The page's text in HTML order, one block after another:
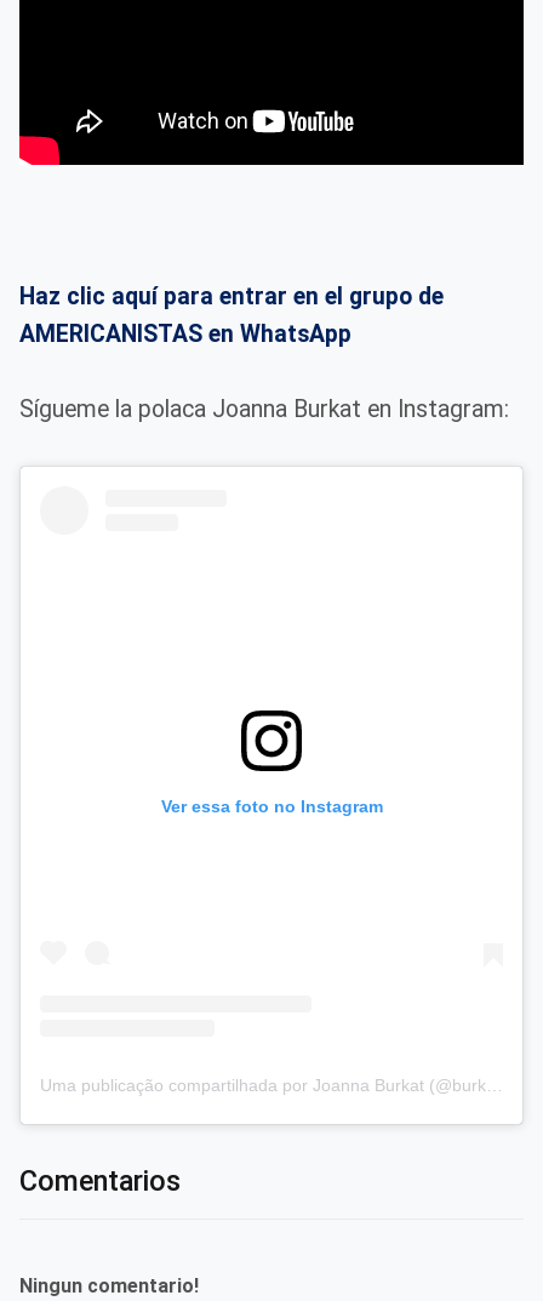
Haz clic aquí para entrar en el grupo de
AMERICANISTAS en WhatsApp
Sígueme la polaca Joanna Burkat en Instagram:
Ver essa foto no Instagram
Comentarios
Ningun comentario!